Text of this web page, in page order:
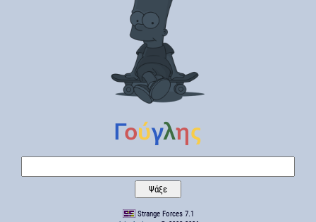
Strange Forces 7.1